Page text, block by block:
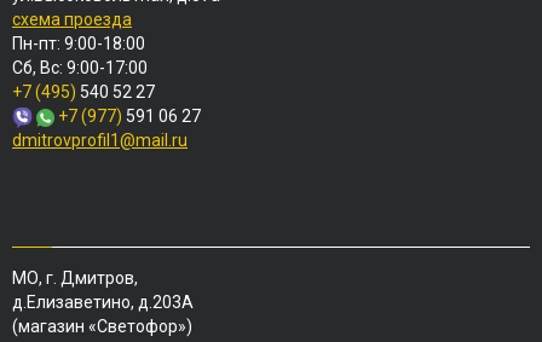
схема проезда
Пн-пт: 9:00-18:00
Сб, Вс: 9:00-17:00
+7 (495) 540 52 27
+7 (977) 591 06 27
dmitrovprofil1@mail.ru
МО, г. Дмитров,
д.Елизаветино, д.203А
(магазин «Светофор»)